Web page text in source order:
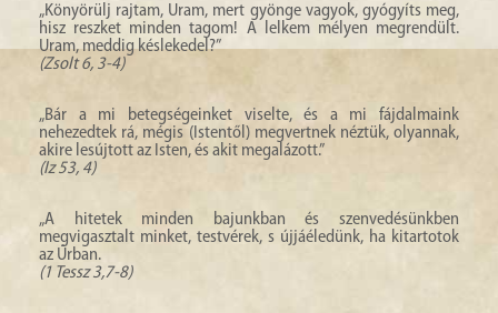
„Könyörülj rajtam, Uram, mert gyönge vagyok, gyógyíts meg,
hisz reszket minden tagom! A lelkem mélyen megrendült.
Uram, meddig késlekedel?”
(Zsolt 6, 3-4)
„Bár a mi betegségeinket viselte, és a mi fájdalmaink
nehezedtek rá, mégis (Istentől) megvertnek néztük, olyannak,
akire lesújtott az Isten, és akit megalázott.”
(Iz 53, 4)
„A hitetek minden bajunkban és szenvedésünkben
megvigasztalt minket, testvérek, s újjáéledünk, ha kitartotok
az Úrban.
(1 Tessz 3,7-8)